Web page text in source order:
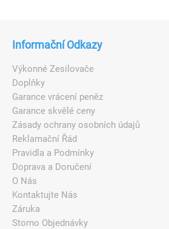
Informační Odkazy
Výkonné Zesilovače
Doplňky
Garance vrácení peněz
Garance skvělé ceny
Zásady ochrany osobních údajů
Reklamační Řád
Pravidla a Podmínky
Doprava a Doručení
O Nás
Kontaktujte Nás
Záruka
Storno Objednávky